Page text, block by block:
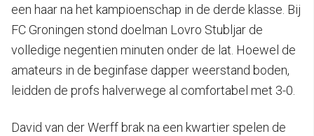
een haar na het kampioenschap in de derde klasse. Bij
FC Groningen stond doelman Lovro Stubljar de
volledige negentien minuten onder de lat. Hoewel de
amateurs in de beginfase dapper weerstand boden,
leidden de profs halverwege al comfortabel met 3-0.
David van der Werff brak na een kwartier spelen de